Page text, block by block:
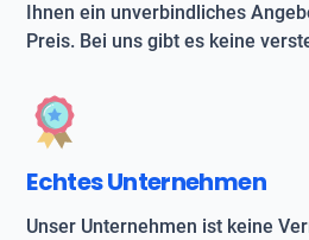
Ihnen ein unverbindliches
Preis. Bei uns gibt es keine
Echtes Unternehmen
Unser Unternehmen ist keine